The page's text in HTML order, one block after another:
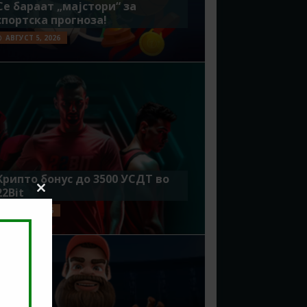
бараат „мајстори“ за
прогноза!
АВГУСТ 5, 2026
бонус до 3500 УСДТ во
ЈУЛИ 29, 2026
Close
this
module